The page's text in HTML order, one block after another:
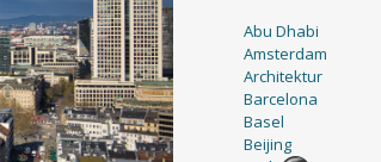
Abu Dhabi
Amsterdam
Architektur
Barcelona
Basel
Beijing